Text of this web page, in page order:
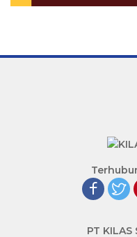
PT KILAS